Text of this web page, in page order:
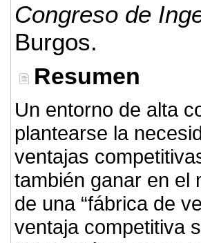
Congreso de
Burgos.
Resumen
Un entorno de alta
plantearse la
ventajas
también ganar en el
de una “fábrica de
ventaja competitiva